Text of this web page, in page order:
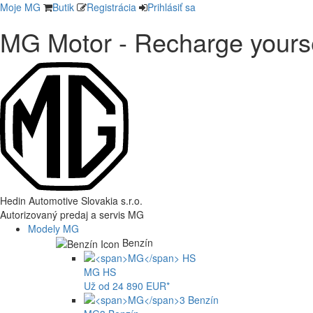
Moje MG Butik Registrácia Prihlásiť sa
MG Motor - Recharge
Hedin Automotive Slovakia s.r.o.
Autorizovaný predaj a servis MG
Modely MG
Benzín
MG HS
Už od 24 890 EUR*